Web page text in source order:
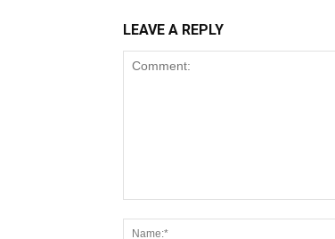
LEAVE A REPLY